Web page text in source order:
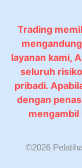
Trading
layanan kami,
seluruh
pribadi.
dengan
©2026